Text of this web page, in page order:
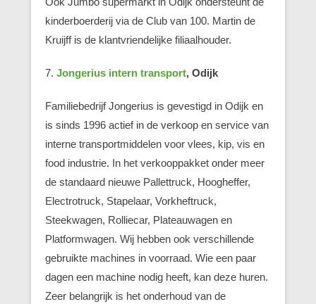
kinderboerderij via de Club van 100. Martin de
Kruijff is de klantvriendelijke filiaalhouder.
7. Jongerius intern transport, Odijk
Familiebedrijf Jongerius is gevestigd in Odijk en
is sinds 1996 actief in de verkoop en service van
interne transportmiddelen voor vlees, kip, vis en
food industrie. In het verkooppakket onder meer
de standaard nieuwe Pallettruck, Hoogheffer,
Electrotruck, Stapelaar, Vorkheftruck,
Steekwagen, Rolliecar, Plateauwagen en
Platformwagen. Wij hebben ook verschillende
gebruikte machines in voorraad. Wie een paar
dagen een machine nodig heeft, kan deze huren.
Zeer belangrijk is het onderhoud van de